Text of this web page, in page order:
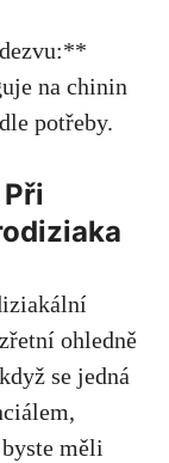
na chinin
potřeby.
ohledně
se jedná
měli